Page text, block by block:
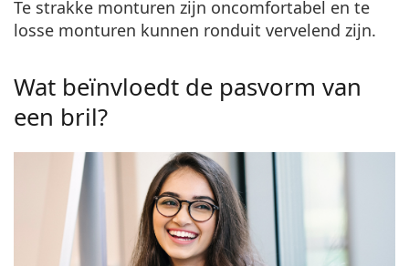
Te strakke monturen zijn oncomfortabel en te
losse monturen kunnen ronduit vervelend zijn.
Wat beïnvloedt de pasvorm van
een bril?